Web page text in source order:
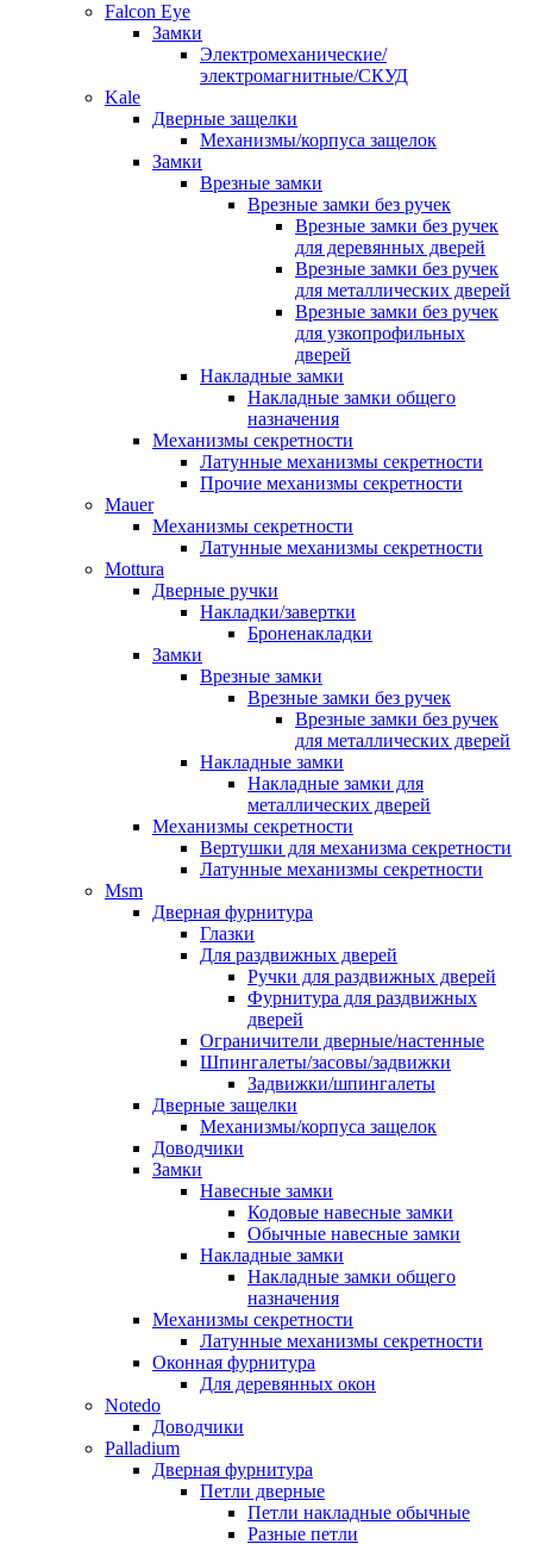
Falcon Eye
Замки
Электромеханические/
электромагнитные/СКУД
Kale
Дверные защелки
Механизмы/корпуса защелок
Замки
Врезные замки
Врезные замки без ручек
Врезные замки без ручек
для деревянных дверей
Врезные замки без ручек
для металлических дверей
Врезные замки без ручек
для узкопрофильных
дверей
Накладные замки
Накладные замки общего
назначения
Механизмы секретности
Латунные механизмы секретности
Прочие механизмы секретности
Mauer
Механизмы секретности
Латунные механизмы секретности
Mottura
Дверные ручки
Накладки/завертки
Броненакладки
Замки
Врезные замки
Врезные замки без ручек
Врезные замки без ручек
для металлических дверей
Накладные замки
Накладные замки для
металлических дверей
Механизмы секретности
Вертушки для механизма секретности
Латунные механизмы секретности
Msm
Дверная фурнитура
Глазки
Для раздвижных дверей
Ручки для раздвижных дверей
Фурнитура для раздвижных
дверей
Ограничители дверные/настенные
Шпингалеты/засовы/задвижки
Задвижки/шпингалеты
Дверные защелки
Механизмы/корпуса защелок
Доводчики
Замки
Навесные замки
Кодовые навесные замки
Обычные навесные замки
Накладные замки
Накладные замки общего
назначения
Механизмы секретности
Латунные механизмы секретности
Оконная фурнитура
Для деревянных окон
Notedo
Доводчики
Palladium
Дверная фурнитура
Петли дверные
Петли накладные обычные
Разные петли